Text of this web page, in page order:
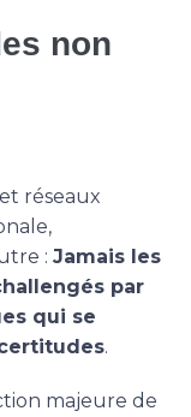
non
réseaux
: Jamais les
par
qui se
.
majeure de